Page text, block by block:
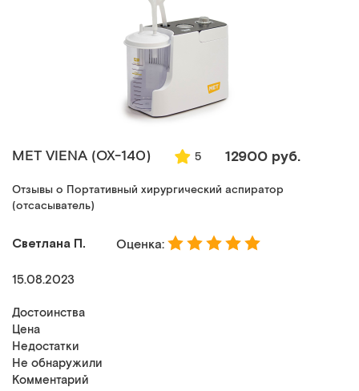
MET VIENA (ОХ-140) 5 12900 руб.
Отзывы о Портативный хирургический аспиратор
(отсасыватель)
Светлана П. Оценка:
15.08.2023
Достоинства
Цена
Недостатки
Не обнаружили
Комментарий